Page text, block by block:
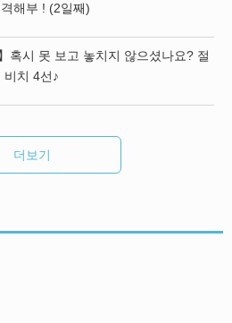
해부 ! (2일째)
혹시 못 보고 놓치지 않으셨나요? 절
비치 4선♪
더보기